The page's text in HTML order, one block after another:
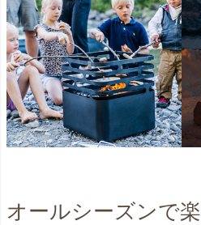
オールシーズンで